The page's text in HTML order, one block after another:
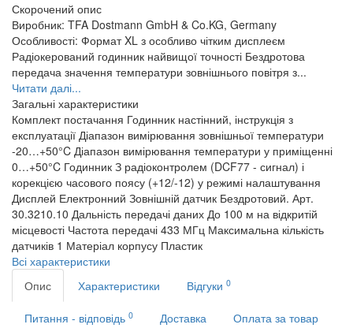
Скорочений опис
Виробник: TFA Dostmann GmbH & Co.KG, Germany
Особливості: Формат XL з особливо чітким дисплеєм
Радіокерований годинник найвищої точності Бездротова
передача значення температури зовнішнього повітря з...
Читати далі...
Загальні характеристики
Комплект постачання Годинник настінний, інструкція з
експлуатації Діапазон вимірювання зовнішньої температури
-20…+50°C Діапазон вимірювання температури у приміщенні
0…+50°C Годинник З радіоконтролем (DCF77 - сигнал) і
корекцією часового поясу (+12/-12) у режимі налаштування
Дисплей Електронний Зовнішній датчик Бездротовий. Арт.
30.3210.10 Дальність передачі даних До 100 м на відкритій
місцевості Частота передачі 433 МГц Максимальна кількість
датчиків 1 Матеріал корпусу Пластик
Всі характеристики
Опис
Характеристики Відгуки 0
Питання - відповідь 0 Доставка Оплата за товар